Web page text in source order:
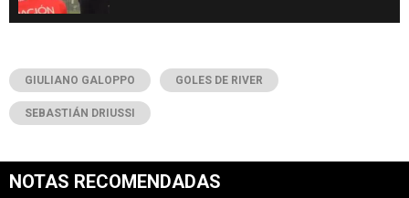
GIULIANO GALOPPO GOLES DE RIVER
SEBASTIÁN DRIUSSI
NOTAS RECOMENDADAS